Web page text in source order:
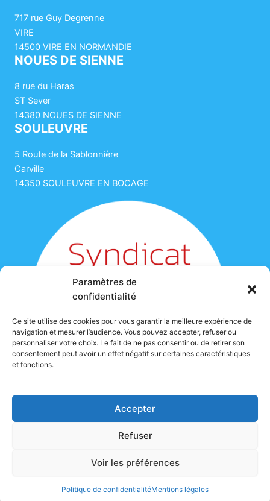
Paramètres de
confidentialité
Ce site utilise des cookies pour vous garantir la meilleure expérience de
navigation et mesurer l’audience. Vous pouvez accepter, refuser ou
personnaliser votre choix. Le fait de ne pas consentir ou de retirer son
consentement peut avoir un effet négatif sur certaines caractéristiques
et fonctions.
Accepter
Refuser
Voir les préférences
Politique de confidentialitéMentions légales
717 rue Guy Degrenne
VIRE
14500 VIRE EN NORMANDIE
NOUES DE SIENNE
8 rue du Haras
ST Sever
14380 NOUES DE SIENNE
SOULEUVRE
5 Route de la Sablonnière
Carville
14350 SOULEUVRE EN BOCAGE
Accessibilité : partiellement conforme
Actualités
Réalisé par AIDEC Informatique